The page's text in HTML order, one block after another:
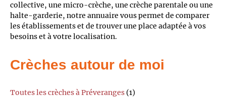
collective, une micro-crèche, une crèche parentale ou une
halte-garderie, notre annuaire vous permet de comparer
les établissements et de trouver une place adaptée à vos
besoins et à votre localisation.
Crèches autour de moi
Toutes les crèches à Préveranges (1)